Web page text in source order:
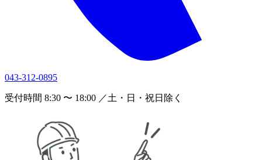
043-312-0895
受付時間 8:30 〜 18:00 ／土・日・祝日除く